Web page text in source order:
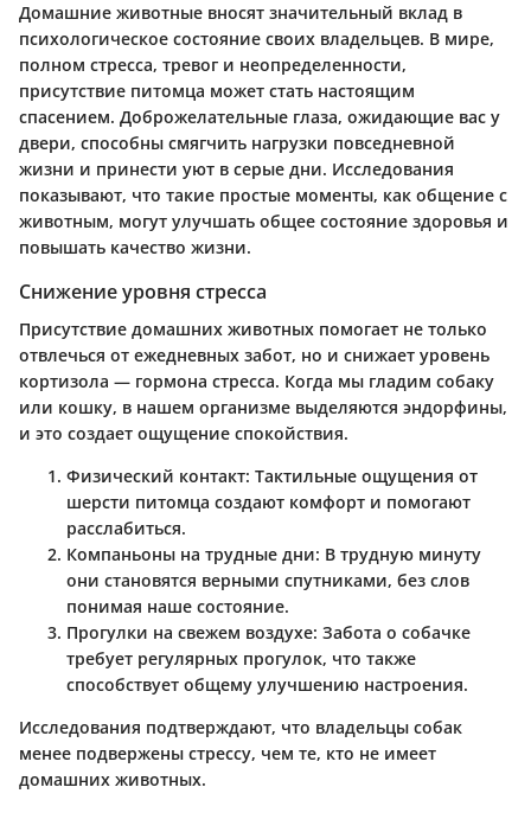
Домашние животные вносят значительный вклад в
психологическое состояние своих владельцев. В мире,
полном стресса, тревог и неопределенности,
присутствие питомца может стать настоящим
спасением. Доброжелательные глаза, ожидающие вас у
двери, способны смягчить нагрузки повседневной
жизни и принести уют в серые дни. Исследования
показывают, что такие простые моменты, как общение с
животным, могут улучшать общее состояние здоровья и
повышать качество жизни.
Снижение уровня стресса
Присутствие домашних животных помогает не только
отвлечься от ежедневных забот, но и снижает уровень
кортизола — гормона стресса. Когда мы гладим собаку
или кошку, в нашем организме выделяются эндорфины,
и это создает ощущение спокойствия.
Физический контакт: Тактильные ощущения от
шерсти питомца создают комфорт и помогают
расслабиться.
Компаньоны на трудные дни: В трудную минуту
они становятся верными спутниками, без слов
понимая наше состояние.
Прогулки на свежем воздухе: Забота о собачке
требует регулярных прогулок, что также
способствует общему улучшению настроения.
Исследования подтверждают, что владельцы собак
менее подвержены стрессу, чем те, кто не имеет
домашних животных.